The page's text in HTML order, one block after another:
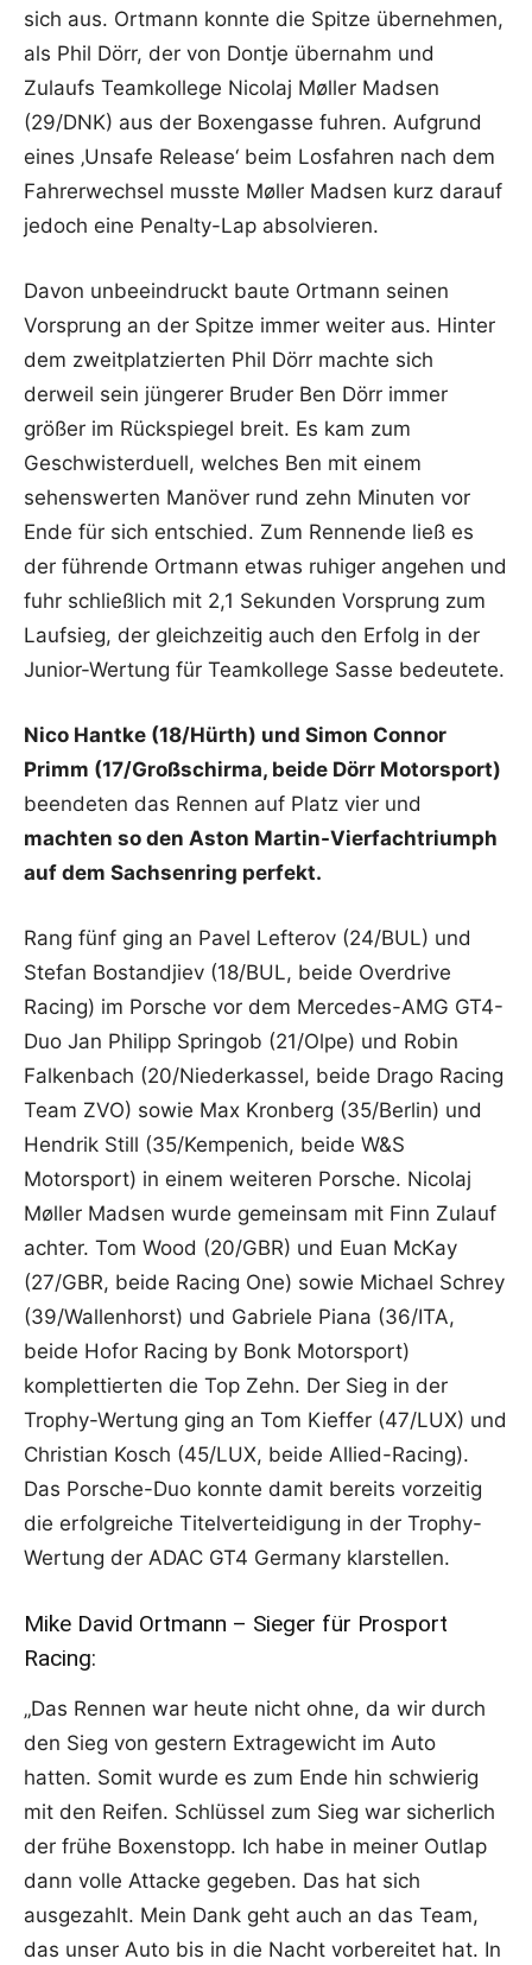
sich aus. Ortmann konnte die Spitze übernehmen,
als Phil Dörr, der von Dontje übernahm und
Zulaufs Teamkollege Nicolaj Møller Madsen
(29/DNK) aus der Boxengasse fuhren. Aufgrund
eines ‚Unsafe Release‘ beim Losfahren nach dem
Fahrerwechsel musste Møller Madsen kurz darauf
jedoch eine Penalty-Lap absolvieren.
Davon unbeeindruckt baute Ortmann seinen
Vorsprung an der Spitze immer weiter aus. Hinter
dem zweitplatzierten Phil Dörr machte sich
derweil sein jüngerer Bruder Ben Dörr immer
größer im Rückspiegel breit. Es kam zum
Geschwisterduell, welches Ben mit einem
sehenswerten Manöver rund zehn Minuten vor
Ende für sich entschied. Zum Rennende ließ es
der führende Ortmann etwas ruhiger angehen und
fuhr schließlich mit 2,1 Sekunden Vorsprung zum
Laufsieg, der gleichzeitig auch den Erfolg in der
Junior-Wertung für Teamkollege Sasse bedeutete.
Nico Hantke (18/Hürth) und Simon Connor
Primm (17/Großschirma, beide Dörr Motorsport)
beendeten das Rennen auf Platz vier und
machten so den Aston Martin-Vierfachtriumph
auf dem Sachsenring perfekt.
Rang fünf ging an Pavel Lefterov (24/BUL) und
Stefan Bostandjiev (18/BUL, beide Overdrive
Racing) im Porsche vor dem Mercedes-AMG GT4-
Duo Jan Philipp Springob (21/Olpe) und Robin
Falkenbach (20/Niederkassel, beide Drago Racing
Team ZVO) sowie Max Kronberg (35/Berlin) und
Hendrik Still (35/Kempenich, beide W&S
Motorsport) in einem weiteren Porsche. Nicolaj
Møller Madsen wurde gemeinsam mit Finn Zulauf
achter. Tom Wood (20/GBR) und Euan McKay
(27/GBR, beide Racing One) sowie Michael Schrey
(39/Wallenhorst) und Gabriele Piana (36/ITA,
beide Hofor Racing by Bonk Motorsport)
komplettierten die Top Zehn. Der Sieg in der
Trophy-Wertung ging an Tom Kieffer (47/LUX) und
Christian Kosch (45/LUX, beide Allied-Racing).
Das Porsche-Duo konnte damit bereits vorzeitig
die erfolgreiche Titelverteidigung in der Trophy-
Wertung der ADAC GT4 Germany klarstellen.
Mike David Ortmann – Sieger für Prosport
Racing:
„Das Rennen war heute nicht ohne, da wir durch
den Sieg von gestern Extragewicht im Auto
hatten. Somit wurde es zum Ende hin schwierig
mit den Reifen. Schlüssel zum Sieg war sicherlich
der frühe Boxenstopp. Ich habe in meiner Outlap
dann volle Attacke gegeben. Das hat sich
ausgezahlt. Mein Dank geht auch an das Team,
das unser Auto bis in die Nacht vorbereitet hat. In